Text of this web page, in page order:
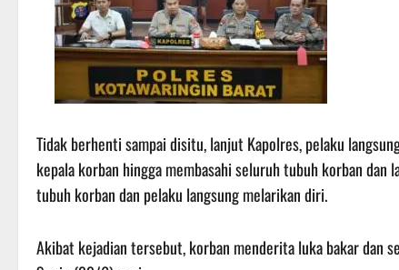
Tidak berhenti sampai disitu, lanjut Kapolres, pelaku
kepala korban hingga membasahi seluruh tubuh korban
tubuh korban dan pelaku langsung melarikan diri.
Akibat kejadian tersebut, korban menderita luka bakar dan